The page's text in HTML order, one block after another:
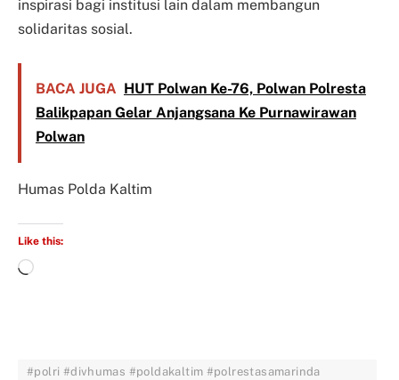
inspirasi bagi institusi lain dalam membangun
solidaritas sosial.
BACA JUGA HUT Polwan Ke-76, Polwan Polresta
Balikpapan Gelar Anjangsana Ke Purnawirawan
Polwan
Humas Polda Kaltim
Like this:
#polri #divhumas #poldakaltim #polrestasamarinda